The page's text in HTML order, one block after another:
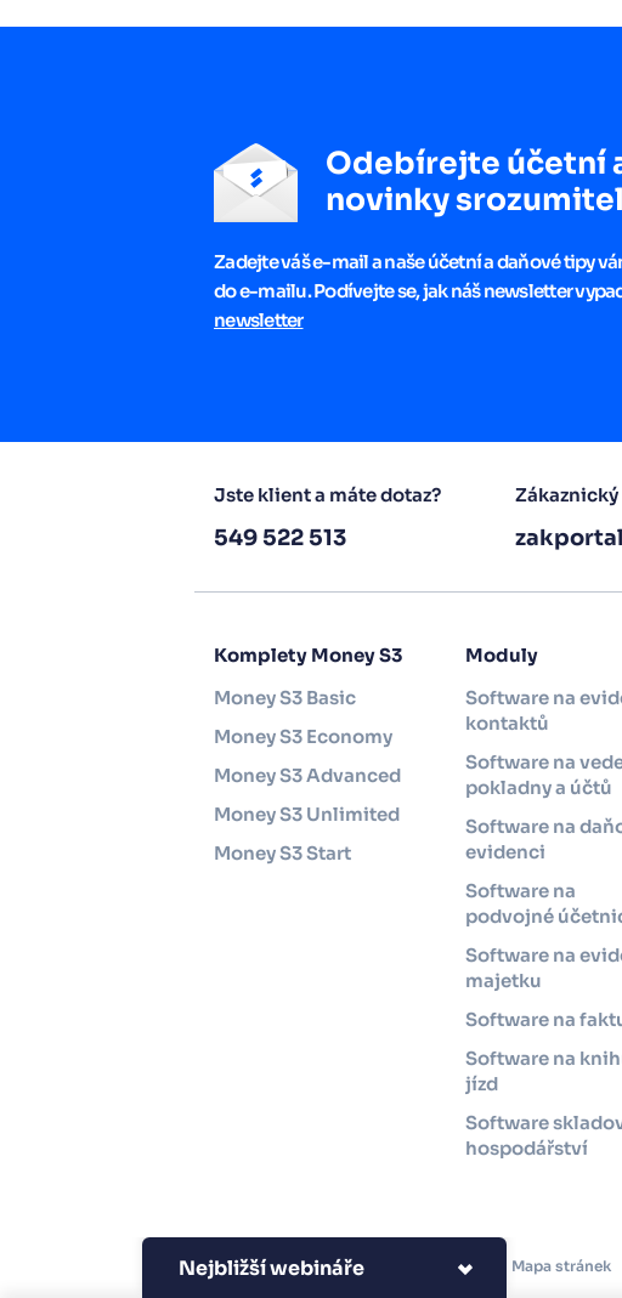
Odebírejte účetní
novinky
Zadejte váš e-mail a naše účetní a daňové tipy
do e-mailu. Podívejte se, jak náš newsletter
newsletter
Jste klient a máte dotaz?
549 522 513
Komplety Money S3
Money S3 Basic
Money S3 Economy
Money S3 Advanced
Money S3 Unlimited
Money S3 Start
Moduly
Software na
kontaktů
Software na
pokladny a účtů
Software na
evidenci
Software na
podvojné
Software na
majetku
Software na
Software na
jízd
Software
hospodářství
Copyright 2026 Seyfor, a.
Mapa stránek
Nejbližší webináře